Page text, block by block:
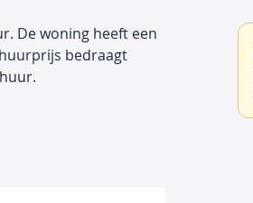
De woning heeft een
bedraagt